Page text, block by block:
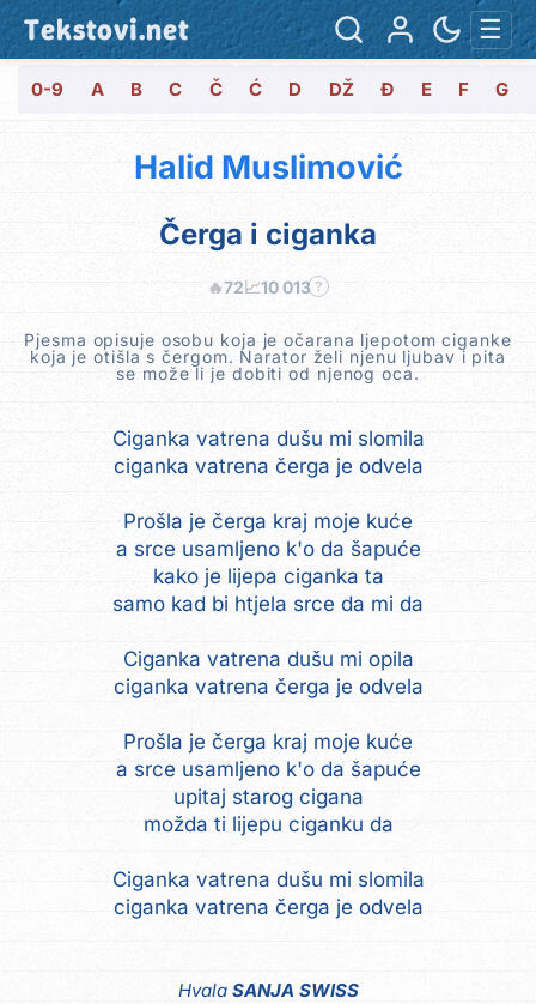
Tekstovi.net ☰
0-9 A B C Č Ć D DŽ Đ E F G
Halid Muslimović
Čerga i ciganka
🔥72📈10 013 ?
Pjesma opisuje osobu koja je očarana ljepotom ciganke
koja je otišla s čergom. Narator želi njenu ljubav i pita
se može li je dobiti od njenog oca.
Ciganka vatrena dušu mi slomila
ciganka vatrena čerga je odvela
Prošla je čerga kraj moje kuće
a srce usamljeno k'o da šapuće
kako je lijepa ciganka ta
samo kad bi htjela srce da mi da
Ciganka vatrena dušu mi opila
ciganka vatrena čerga je odvela
Prošla je čerga kraj moje kuće
a srce usamljeno k'o da šapuće
upitaj starog cigana
možda ti lijepu ciganku da
Ciganka vatrena dušu mi slomila
ciganka vatrena čerga je odvela
Hvala SANJA SWISS